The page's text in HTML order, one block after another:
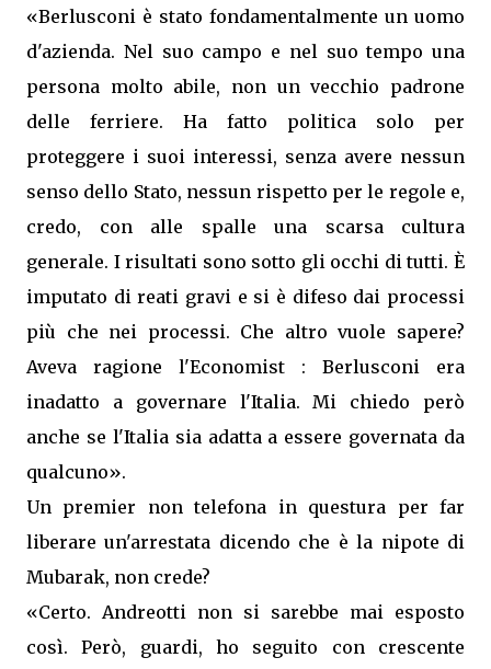
«Berlusconi è stato fondamentalmente un uomo
d'azienda. Nel suo campo e nel suo tempo una
persona molto abile, non un vecchio padrone
delle ferriere. Ha fatto politica solo per
proteggere i suoi interessi, senza avere nessun
senso dello Stato, nessun rispetto per le regole e,
credo, con alle spalle una scarsa cultura
generale. I risultati sono sotto gli occhi di tutti. È
imputato di reati gravi e si è difeso dai processi
più che nei processi. Che altro vuole sapere?
Aveva ragione l'Economist : Berlusconi era
inadatto a governare l'Italia. Mi chiedo però
anche se l'Italia sia adatta a essere governata da
qualcuno».
Un premier non telefona in questura per far
liberare un'arrestata dicendo che è la nipote di
Mubarak, non crede?
«Certo. Andreotti non si sarebbe mai esposto
così. Però, guardi, ho seguito con crescente